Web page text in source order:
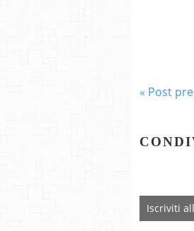
« Post
Iscriviti